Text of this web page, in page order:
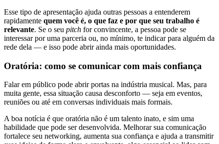
Esse tipo de apresentação ajuda outras pessoas a entenderem
rapidamente quem você é, o que faz e por que seu trabalho é
relevante. Se o seu pitch for convincente, a pessoa pode se
interessar por uma parceria ou, no mínimo, te indicar para alguém da
rede dela — e isso pode abrir ainda mais oportunidades.
Oratória: como se comunicar com mais confiança
Falar em público pode abrir portas na indústria musical. Mas, para
muita gente, essa situação causa desconforto — seja em eventos,
reuniões ou até em conversas individuais mais formais.
A boa notícia é que oratória não é um talento inato, e sim uma
habilidade que pode ser desenvolvida. Melhorar sua comunicação
fortalece seu networking, aumenta sua confiança e ajuda a transmitir